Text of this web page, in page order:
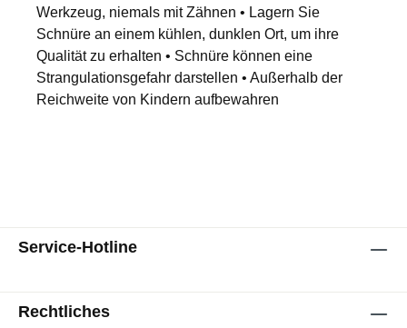
Werkzeug, niemals mit Zähnen • Lagern Sie
Schnüre an einem kühlen, dunklen Ort, um ihre
Qualität zu erhalten • Schnüre können eine
Strangulationsgefahr darstellen • Außerhalb der
Reichweite von Kindern aufbewahren
Service-Hotline
Rechtliches